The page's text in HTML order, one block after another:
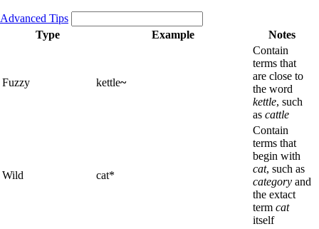
Advanced Tips
Type
Example Notes
Fuzzy kettle~
Contain
terms that
are close to
the word
kettle, such
as cattle
Wild cat*
Contain
terms that
begin with
cat, such as
category and
the extact
term cat
itself